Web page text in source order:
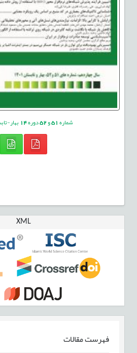
شماره51و52دوره14بهار-
XML
فهرست مقالات